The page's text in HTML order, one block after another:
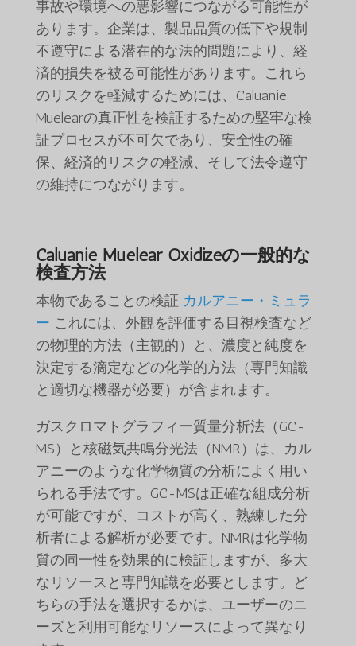
事故や環境への悪影響につながる可能性が
あります。企業は、製品品質の低下や規制
不遵守による潜在的な法的問題により、経
済的損失を被る可能性があります。これら
のリスクを軽減するためには、Caluanie
Muelearの真正性を検証するための堅牢な検
証プロセスが不可欠であり、安全性の確
保、経済的リスクの軽減、そして法令遵守
の維持につながります。
Caluanie Muelear Oxidizeの一般的な
検査方法
本物であることの検証 カルアニー・ミュラ
ー これには、外観を評価する目視検査など
の物理的方法（主観的）と、濃度と純度を
決定する滴定などの化学的方法（専門知識
と適切な機器が必要）が含まれます。
ガスクロマトグラフィー質量分析法（GC-
MS）と核磁気共鳴分光法（NMR）は、カル
アニーのような化学物質の分析によく用い
られる手法です。GC-MSは正確な組成分析
が可能ですが、コストが高く、熟練した分
析者による解析が必要です。NMRは化学物
質の同一性を効果的に検証しますが、多大
なリソースと専門知識を必要とします。ど
ちらの手法を選択するかは、ユーザーのニ
ーズと利用可能なリソースによって異なり